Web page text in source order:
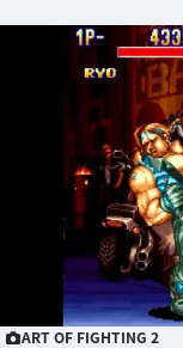
ART OF FIGHTING 2